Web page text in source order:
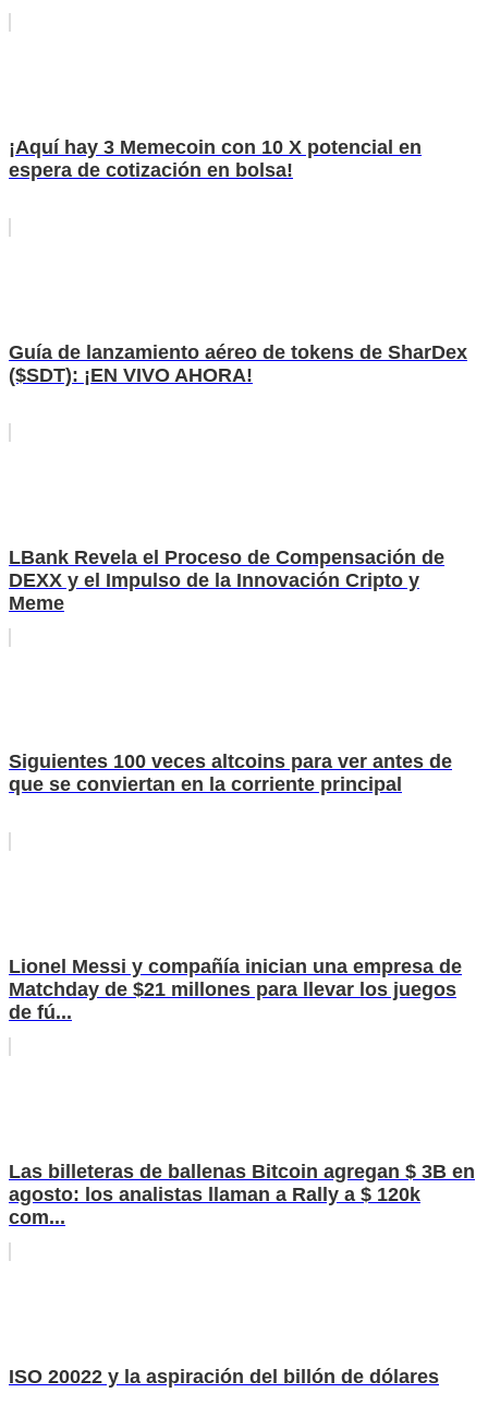
¡Aquí hay 3 Memecoin con 10 X potencial en
espera de cotización en bolsa!
Guía de lanzamiento aéreo de tokens de SharDex
($SDT): ¡EN VIVO AHORA!
LBank Revela el Proceso de Compensación de
DEXX y el Impulso de la Innovación Cripto y
Meme
Siguientes 100 veces altcoins para ver antes de
que se conviertan en la corriente principal
Lionel Messi y compañía inician una empresa de
Matchday de $21 millones para llevar los juegos
de fú...
Las billeteras de ballenas Bitcoin agregan $ 3B en
agosto: los analistas llaman a Rally a $ 120k
com...
ISO 20022 y la aspiración del billón de dólares